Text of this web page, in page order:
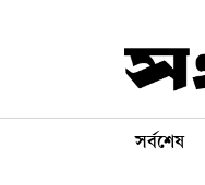
সর্বশেষ